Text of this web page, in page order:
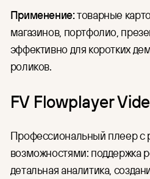
Применение:товарные
магазинов, портфолио,
эффективно для коротких
роликов.
FV Flowplayer
Профессиональный плеер
возможностями: поддержка
детальная аналитика,